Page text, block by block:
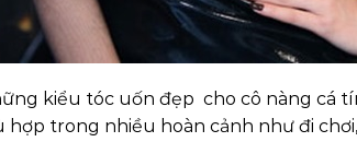
kiểu tóc uốn đẹp cho cô nàng cá
hợp trong nhiều hoàn cảnh như đi